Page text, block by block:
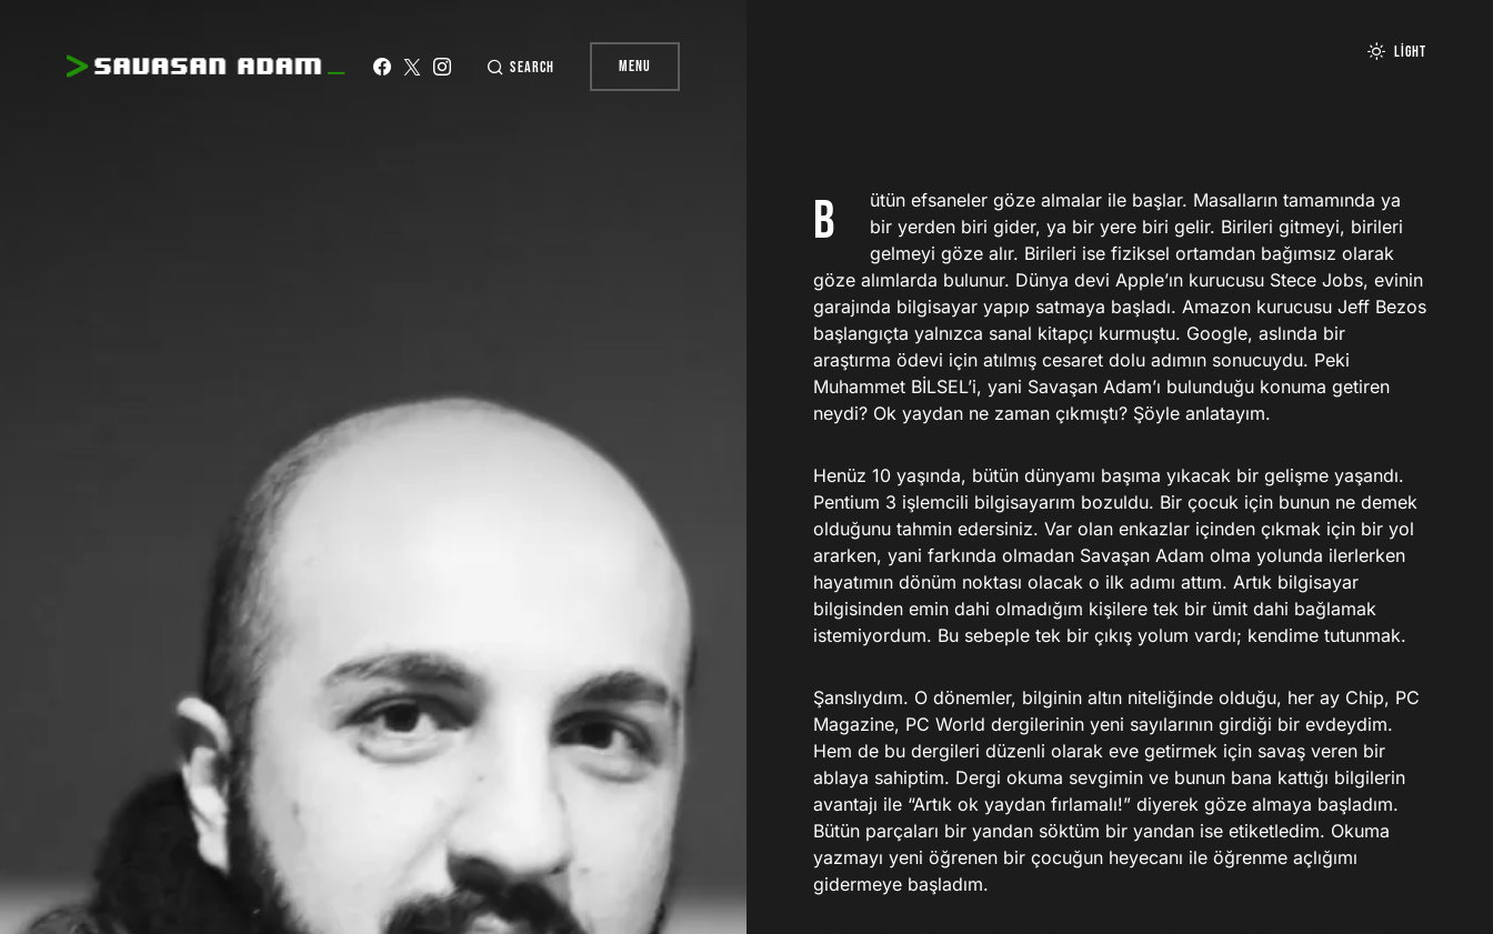
Search Menu
Light
Bütün efsaneler göze almalar ile başlar. Masalların tamamında ya
bir yerden biri gider, ya bir yere biri gelir. Birileri gitmeyi, birileri
gelmeyi göze alır. Birileri ise fiziksel ortamdan bağımsız olarak
göze alımlarda bulunur. Dünya devi Apple’ın kurucusu Stece Jobs, evinin
garajında bilgisayar yapıp satmaya başladı. Amazon kurucusu Jeff Bezos
başlangıçta yalnızca sanal kitapçı kurmuştu. Google, aslında bir
araştırma ödevi için atılmış cesaret dolu adımın sonucuydu. Peki
Muhammet BİLSEL’i, yani Savaşan Adam’ı bulunduğu konuma getiren
neydi? Ok yaydan ne zaman çıkmıştı? Şöyle anlatayım.
Henüz 10 yaşında, bütün dünyamı başıma yıkacak bir gelişme yaşandı.
Pentium 3 işlemcili bilgisayarım bozuldu. Bir çocuk için bunun ne demek
olduğunu tahmin edersiniz. Var olan enkazlar içinden çıkmak için bir yol
ararken, yani farkında olmadan Savaşan Adam olma yolunda ilerlerken
hayatımın dönüm noktası olacak o ilk adımı attım. Artık bilgisayar
bilgisinden emin dahi olmadığım kişilere tek bir ümit dahi bağlamak
istemiyordum. Bu sebeple tek bir çıkış yolum vardı; kendime tutunmak.
Şanslıydım. O dönemler, bilginin altın niteliğinde olduğu, her ay Chip, PC
Magazine, PC World dergilerinin yeni sayılarının girdiği bir evdeydim.
Hem de bu dergileri düzenli olarak eve getirmek için savaş veren bir
ablaya sahiptim. Dergi okuma sevgimin ve bunun bana kattığı bilgilerin
avantajı ile “Artık ok yaydan fırlamalı!” diyerek göze almaya başladım.
Bütün parçaları bir yandan söktüm bir yandan ise etiketledim. Okuma
yazmayı yeni öğrenen bir çocuğun heyecanı ile öğrenme açlığımı
gidermeye başladım.